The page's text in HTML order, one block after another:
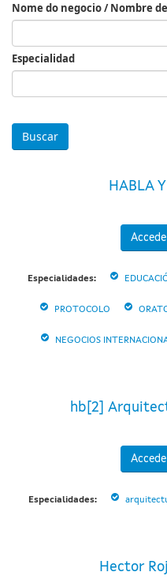
Nome do negocio / Nombre
Especialidad
HABLA
Especialidades:
PROTOCOLO
NEGOCIOS
hb[2]
Especialidades:
Hector